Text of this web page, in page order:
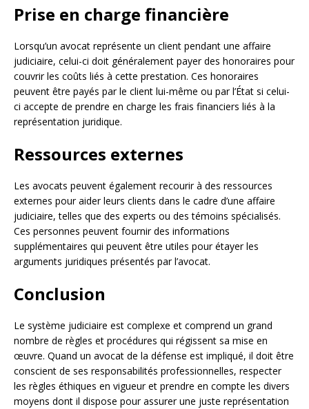
Prise en charge financière
Lorsqu’un avocat représente un client pendant une affaire
judiciaire, celui-ci doit généralement payer des honoraires pour
couvrir les coûts liés à cette prestation. Ces honoraires
peuvent être payés par le client lui-même ou par l’État si celui-
ci accepte de prendre en charge les frais financiers liés à la
représentation juridique.
Ressources externes
Les avocats peuvent également recourir à des ressources
externes pour aider leurs clients dans le cadre d’une affaire
judiciaire, telles que des experts ou des témoins spécialisés.
Ces personnes peuvent fournir des informations
supplémentaires qui peuvent être utiles pour étayer les
arguments juridiques présentés par l’avocat.
Conclusion
Le système judiciaire est complexe et comprend un grand
nombre de règles et procédures qui régissent sa mise en
œuvre. Quand un avocat de la défense est impliqué, il doit être
conscient de ses responsabilités professionnelles, respecter
les règles éthiques en vigueur et prendre en compte les divers
moyens dont il dispose pour assurer une juste représentation